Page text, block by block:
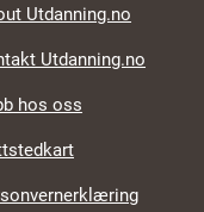
Utdanning.no
Utdanning.no
hos oss